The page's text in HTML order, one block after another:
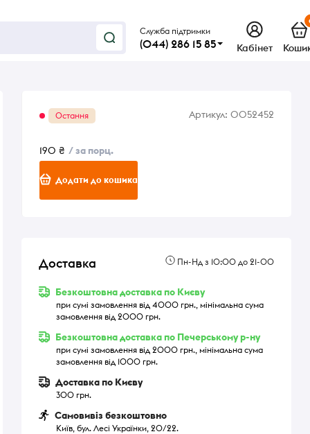
Служба підтримки
(044) 286 15 85 Кабінет
Остання Артикул: 0052452
190 ₴ / за порц.
Додати до кошика
Доставка Пн-Нд з 10:00 до 21-00
Безкоштовна доставка по Києву
при сумі замовлення від 4000 грн., мінімальна сума
замовлення від 2000 грн.
Безкоштовна доставка по Печерському р-ну
при сумі замовлення від 2000 грн., мінімальна сума
замовлення від 1000 грн.
Доставка по Києву
300 грн.
Самовивіз безкоштовно
Київ, бул. Лесі Українки, 20/22.